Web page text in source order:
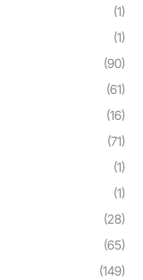
(1)
(1)
(90)
(61)
(16)
(71)
(1)
(1)
(28)
(65)
(149)